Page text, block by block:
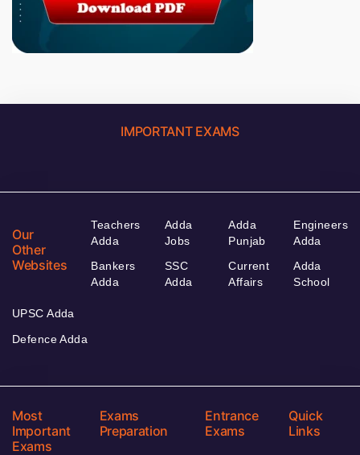
IMPORTANT EXAMS
Our
Other
Websites
Teachers
Adda
Bankers
Adda
Adda
Jobs
SSC
Adda
Adda
Punjab
Current
Affairs
Engineers
Adda
Adda
School
UPSC Adda
Defence Adda
Most
Important
Exams
Exams
Preparation
Entrance
Exams
Quick
Links